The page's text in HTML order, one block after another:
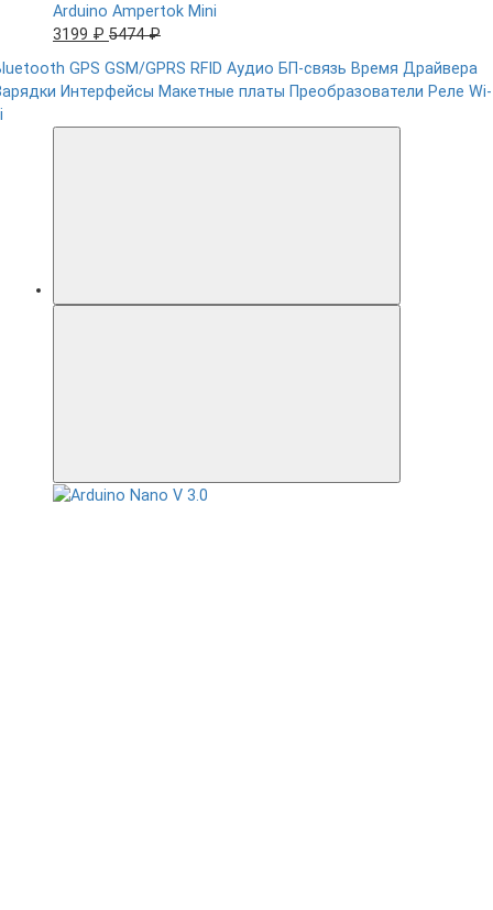
Arduino Ampertok Mini
3199 ₽ 5474 ₽
GPS GSM/GPRS RFID Аудио БП-связь Время Драйвера
Интерфейсы Макетные платы Преобразователи Реле Wi-